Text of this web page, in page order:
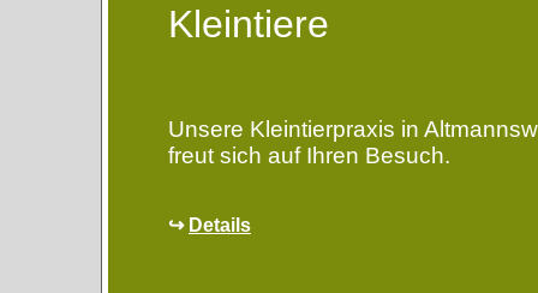
Kleintiere
Unsere Kleintierpraxis in
freut sich auf Ihren Besuch.
↪ Details